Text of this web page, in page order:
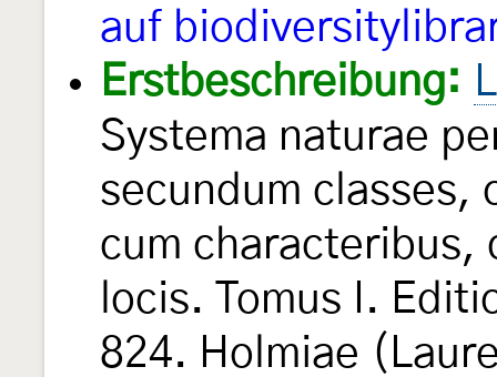
auf
Erstbeschreibung:
Systema naturae
secundum classes,
cum characteribus,
locis. Tomus I.
824. Holmiae